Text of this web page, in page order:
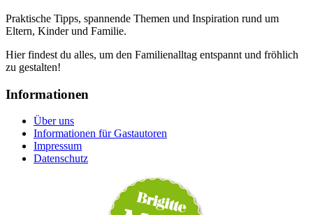
Praktische Tipps, spannende Themen und Inspiration rund um
Eltern, Kinder und Familie.
Hier findest du alles, um den Familienalltag entspannt und fröhlich
zu gestalten!
Informationen
Über uns
Informationen für Gastautoren
Impressum
Datenschutz